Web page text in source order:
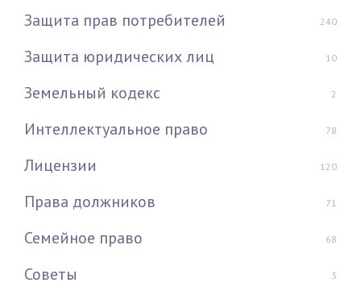
Защита прав потребителей 240
Защита юридических лиц 10
Земельный кодекс 2
Интеллектуальное право 78
Лицензии 120
Права должников 71
Семейное право 68
Советы 3